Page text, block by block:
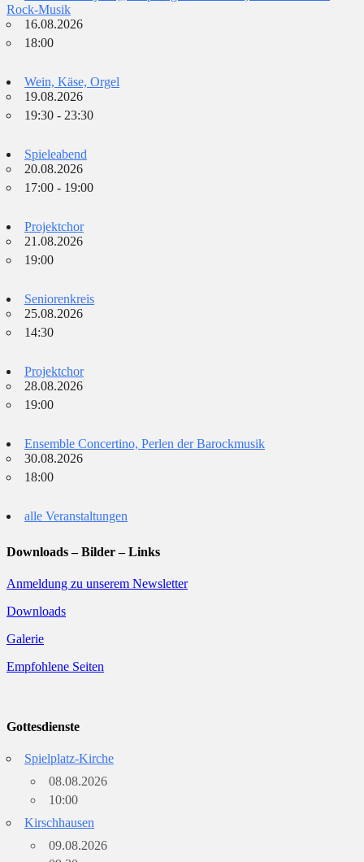
Rock-Musik
16.08.2026
18:00
Wein, Käse, Orgel
19.08.2026
19:30 - 23:30
Spieleabend
20.08.2026
17:00 - 19:00
Projektchor
21.08.2026
19:00
Seniorenkreis
25.08.2026
14:30
Projektchor
28.08.2026
19:00
Ensemble Concertino, Perlen der Barockmusik
30.08.2026
18:00
alle Veranstaltungen
Downloads – Bilder – Links
Anmeldung zu unserem Newsletter
Downloads
Galerie
Empfohlene Seiten
Gottesdienste
Spielplatz-Kirche
08.08.2026
10:00
Kirschhausen
09.08.2026